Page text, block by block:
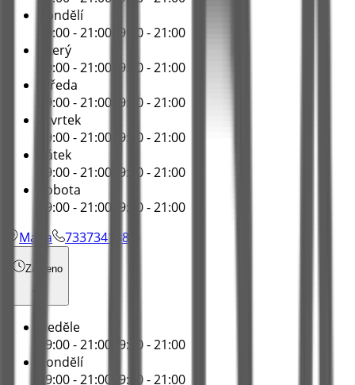
Pondĕlí
09:00 - 21:00 09:00 - 21:00
Úterý
09:00 - 21:00 09:00 - 21:00
Středa
09:00 - 21:00 09:00 - 21:00
Čtvrtek
09:00 - 21:00 09:00 - 21:00
Pátek
09:00 - 21:00 09:00 - 21:00
Sobota
09:00 - 21:00 09:00 - 21:00
Mapa
733734188
Zavřeno
Nedĕle
09:00 - 21:00
09:00 - 21:00
Pondĕlí
09:00 - 21:00
09:00 - 21:00